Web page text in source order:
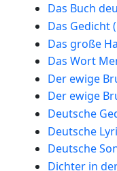
Das Buch
Das Gedicht
Das große
Das Wort
Der ewige
Der ewige
Deutsche
Deutsche
Deutsche
Dichter in